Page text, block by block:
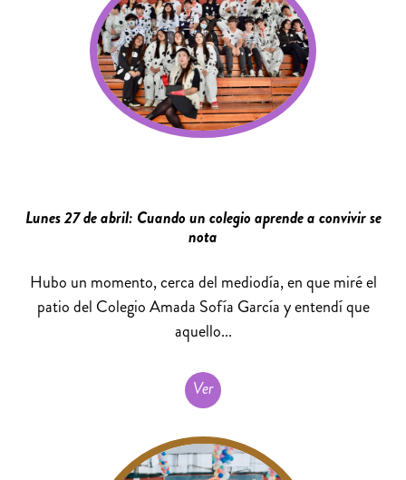
Lunes 27 de abril: Cuando un colegio aprende a convivir se
nota
Hubo un momento, cerca del mediodía, en que miré el
patio del Colegio Amada Sofía García y entendí que
aquello...
Ver